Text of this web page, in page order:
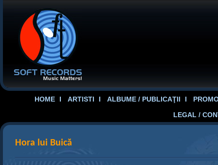
HOME ARTISTI ALBUME / PUBLICAŢII
LEGAL /
Hora lui Buică